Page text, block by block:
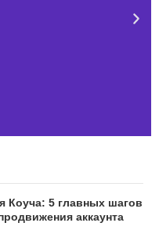
Коуча: 5 главных шагов
аккаунта